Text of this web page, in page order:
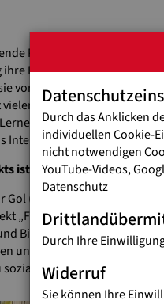
Provinz Esmeraldas
Freizeit auf der Straße.
vor diesen Gefahren zu
vielen Jahren das Don
und dürfen auch
Interesse der Kinder für
ist Programm
Gol (Tor), Amistad
„Fußballschule
Bildungsangeboten ein
und seelischen
verantwortungsvollen
Durch das Anklicken
individuellen Cookie-
nicht notwendigen
YouTube-Videos,
Datenschutz
Durch Ihre
Widerruf
Sie können Ihre